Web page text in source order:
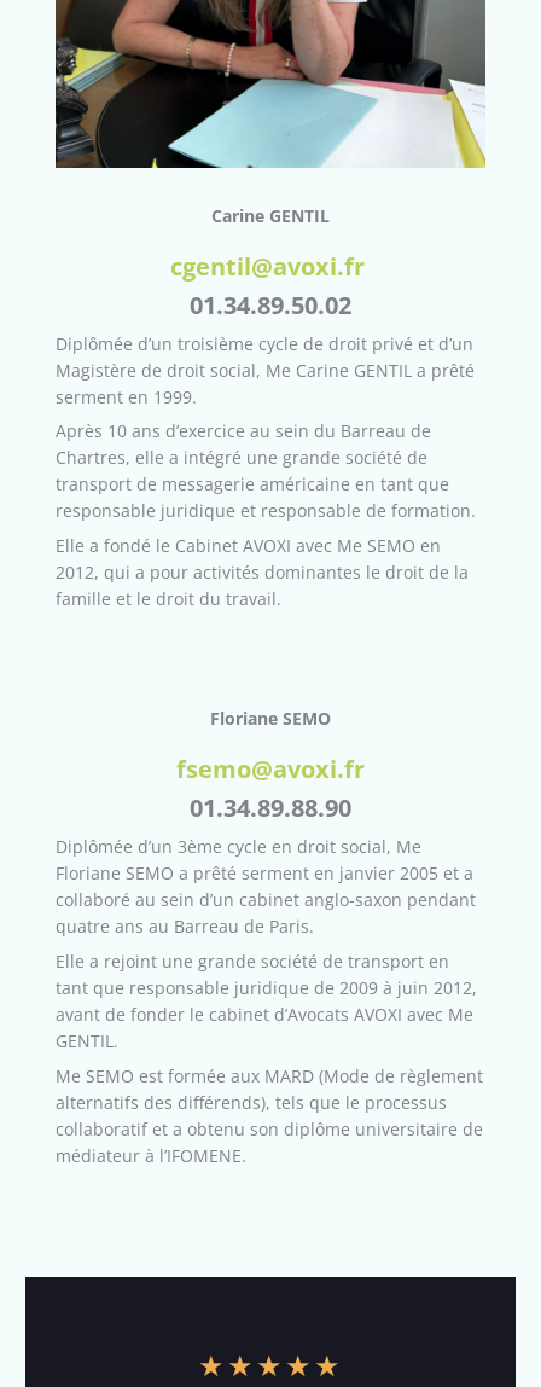
Carine GENTIL
cgentil@avoxi.fr
01.34.89.50.02
Diplômée d’un troisième cycle de droit privé et d’un
Magistère de droit social, Me Carine GENTIL a prêté
serment en 1999.
Après 10 ans d’exercice au sein du Barreau de
Chartres, elle a intégré une grande société de
transport de messagerie américaine en tant que
responsable juridique et responsable de formation.
Elle a fondé le Cabinet AVOXI avec Me SEMO en
2012, qui a pour activités dominantes le droit de la
famille et le droit du travail.
Floriane SEMO
fsemo@avoxi.fr
01.34.89.88.90
Diplômée d’un 3ème cycle en droit social, Me
Floriane SEMO a prêté serment en janvier 2005 et a
collaboré au sein d’un cabinet anglo-saxon pendant
quatre ans au Barreau de Paris.
Elle a rejoint une grande société de transport en
tant que responsable juridique de 2009 à juin 2012,
avant de fonder le cabinet d’Avocats AVOXI avec Me
GENTIL.
Me SEMO est formée aux MARD (Mode de règlement
alternatifs des différends), tels que le processus
collaboratif et a obtenu son diplôme universitaire de
médiateur à l’IFOMENE.
★★★★★